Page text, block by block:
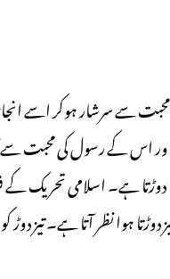
سے سرشار ہوکر اسے
اس کے رسول کی محبت سے
ہے۔ اسلامی تحریک کے
ہوا نظر آتا ہے۔ تیز دوڑ